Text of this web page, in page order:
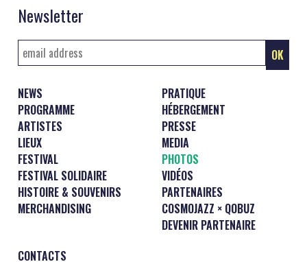
Newsletter
NEWS
PROGRAMME
ARTISTES
LIEUX
FESTIVAL
FESTIVAL SOLIDAIRE
HISTOIRE & SOUVENIRS
MERCHANDISING
PRATIQUE
HÉBERGEMENT
PRESSE
MEDIA
PHOTOS
VIDÉOS
PARTENAIRES
COSMOJAZZ × QOBUZ
DEVENIR PARTENAIRE
CONTACTS